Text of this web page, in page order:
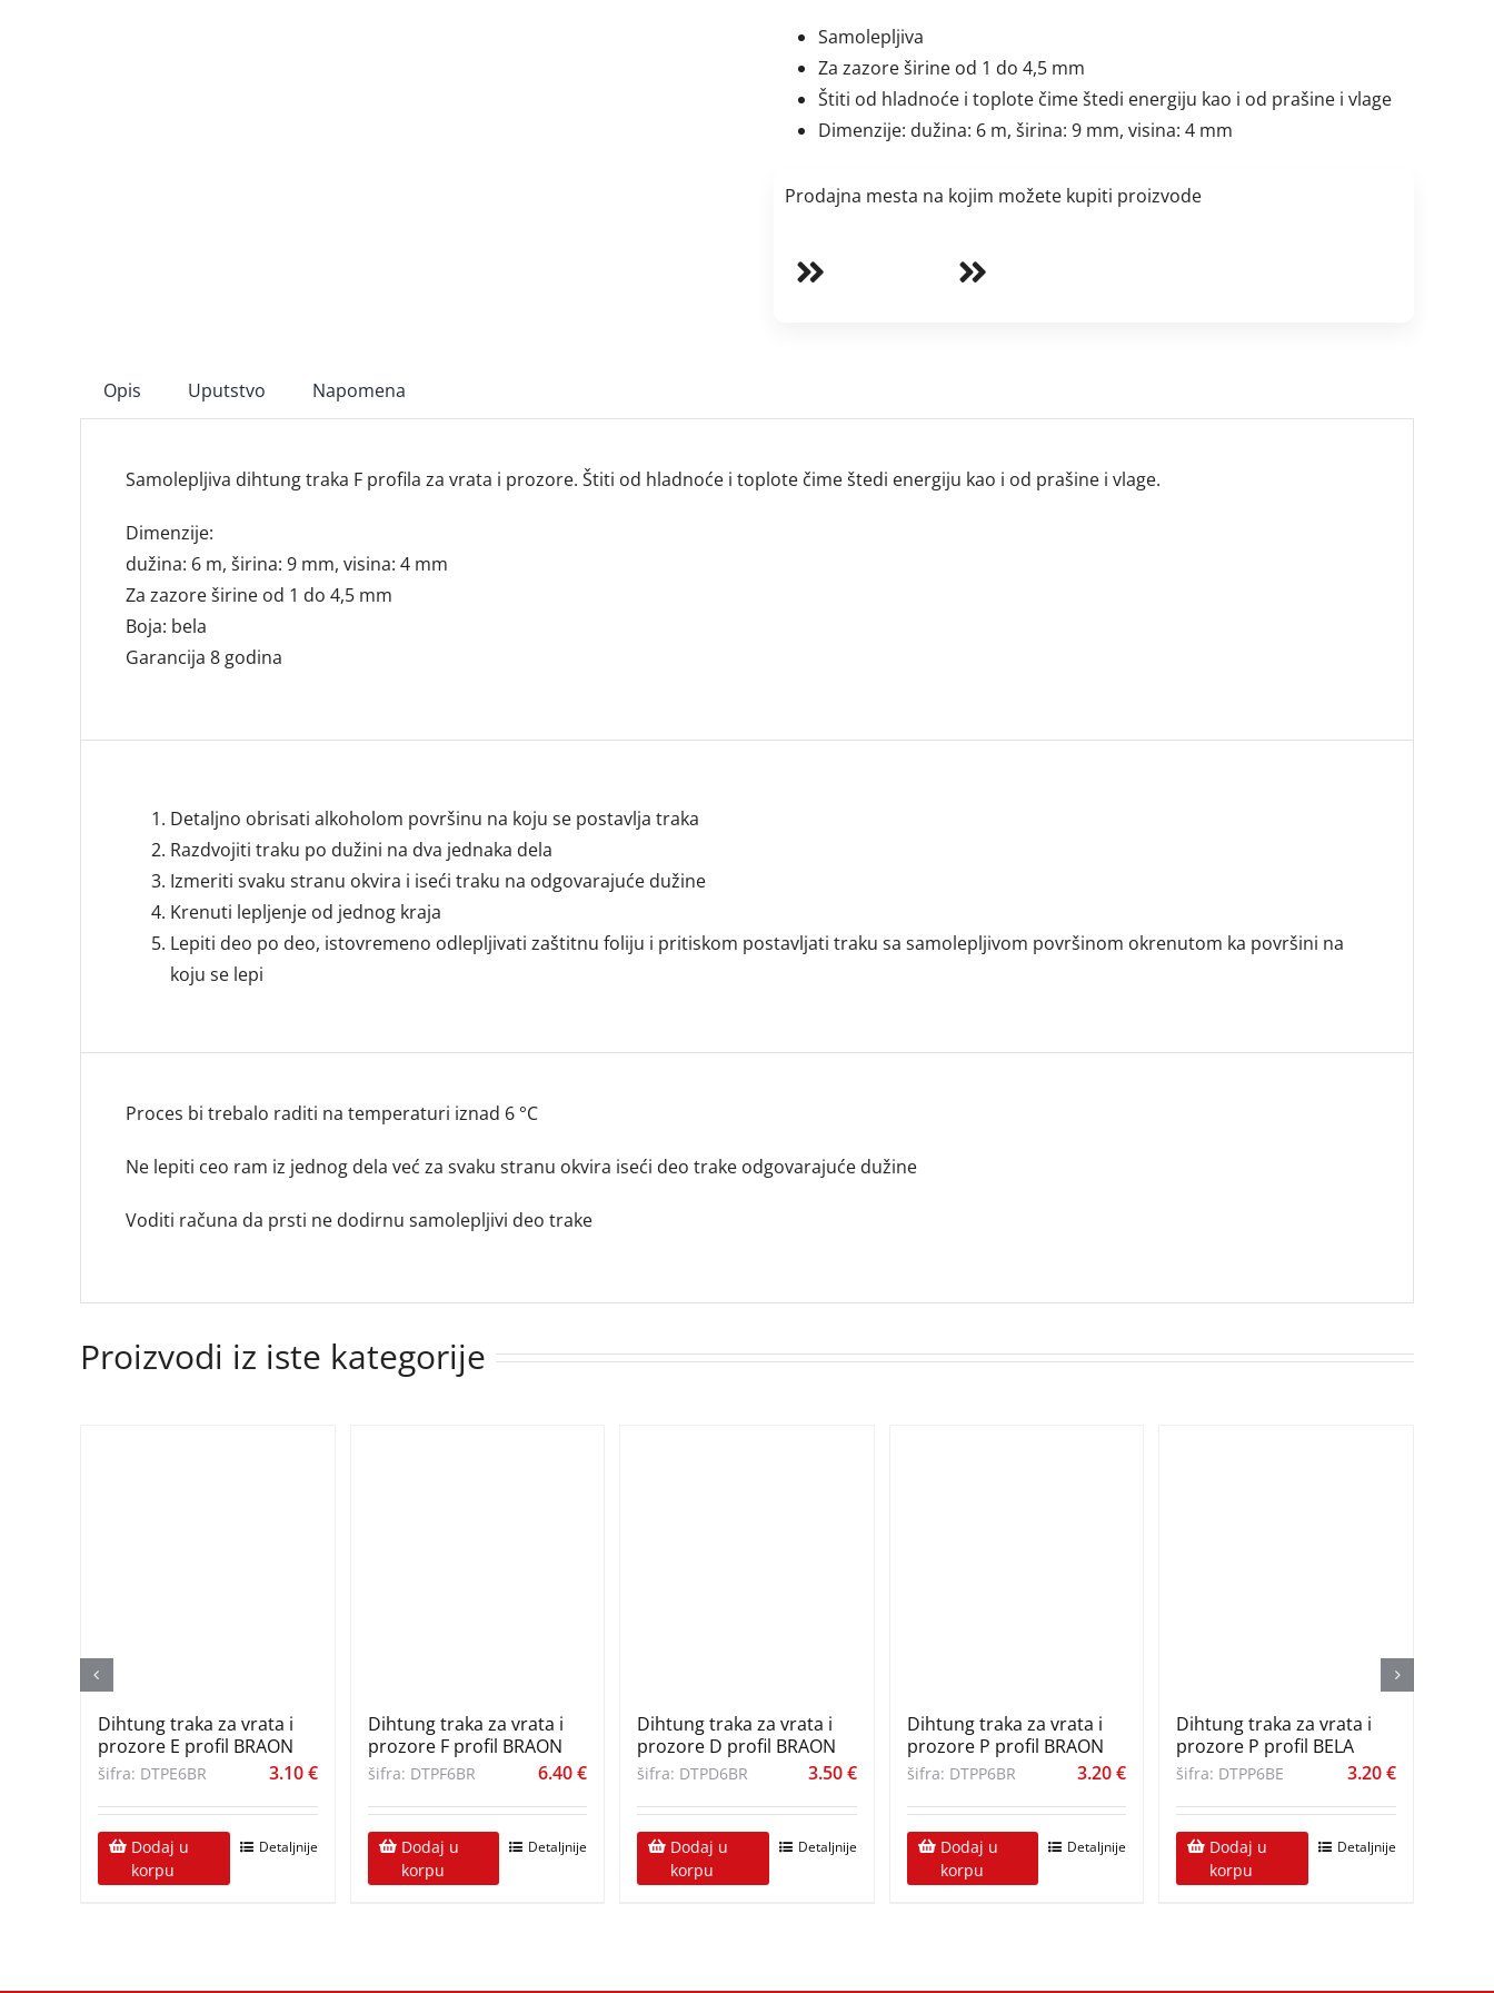
za
vrata
i
prozore
profil
Samolepljiva
Za zazore širine od 1 do 4,5 mm
Štiti od hladnoće i toplote čime štedi energiju kao i od prašine i vlage
Dimenzije: dužina: 6 m, širina: 9 mm, visina: 4 mm
Prodajna mesta na kojim možete kupiti proizvode
Opis Uputstvo Napomena
Samolepljiva dihtung traka F profila za vrata i prozore. Štiti od hladnoće i toplote čime štedi energiju kao i od prašine i vlage.
Dimenzije:
dužina: 6 m, širina: 9 mm, visina: 4 mm
Za zazore širine od 1 do 4,5 mm
Boja: bela
Garancija 8 godina
Detaljno obrisati alkoholom površinu na koju se postavlja traka
Razdvojiti traku po dužini na dva jednaka dela
Izmeriti svaku stranu okvira i iseći traku na odgovarajuće dužine
Krenuti lepljenje od jednog kraja
Lepiti deo po deo, istovremeno odlepljivati zaštitnu foliju i pritiskom postavljati traku sa samolepljivom površinom okrenutom ka površini na
koju se lepi
Proces bi trebalo raditi na temperaturi iznad 6 °C
Ne lepiti ceo ram iz jednog dela već za svaku stranu okvira iseći deo trake odgovarajuće dužine
Voditi računa da prsti ne dodirnu samolepljivi deo trake
Proizvodi iz iste kategorije
Dihtung traka za vrata i
prozore E profil BRAON
šifra: DTPE6BR 3.10€
Dodaj u
korpu
Detaljnije
Dihtung traka za vrata i
prozore F profil BRAON
šifra: DTPF6BR 6.40€
Dodaj u
korpu
Detaljnije
Dihtung traka za vrata i
prozore D profil BRAON
šifra: DTPD6BR 3.50€
Dodaj u
korpu
Detaljnije
Dihtung traka za vrata i
prozore P profil BRAON
šifra: DTPP6BR 3.20€
Dodaj u
korpu
Detaljnije
Dihtung traka za vrata i
prozore P profil BELA
šifra: DTPP6BE 3.20€
Dodaj u
korpu
Detaljnije